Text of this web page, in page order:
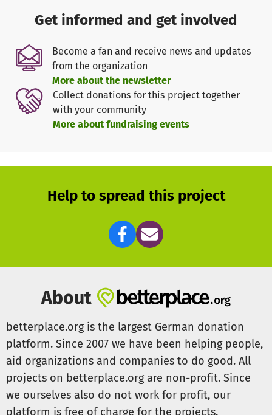
So schnell geben wir nicht auf! Jedes Tier hat ein Recht
auf Leben. Deswegen starten wir hier den Hilfeaufruf und
bitten Euch, dem Kitten die OP zu ermöglichen, damit es
ein hoffentlich langes Leben haben darf.
Selbstverständlich halten wir Euch über den Werdegang
step-by-step auf dem Laufenden. Wir hoffen, dass wir die
Kosten geringer halten können, uns wurden jedoch im
Moment ca. 3.000 Euro angezeigt.
Fotos von dem Kleinen folgen, sobald ich sie vorliegen
Get informed and get involved
Become a fan and receive news and updates
from the organization
More about the newsletter
Collect donations for this project together
with your community
More about fundraising events
Help to spread this project
About
betterplace.org is the largest German donation
platform. Since 2007 we have been helping people,
aid organizations and companies to do good. All
projects on betterplace.org are non-profit. Since
we ourselves also do not work for profit, our
platform is free of charge for the projects.